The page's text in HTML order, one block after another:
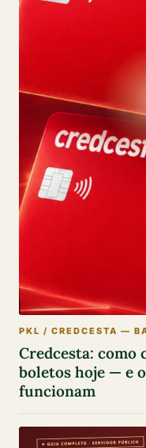
PKL / CREDCESTA —
Credcesta: como
boletos hoje — e
funcionam